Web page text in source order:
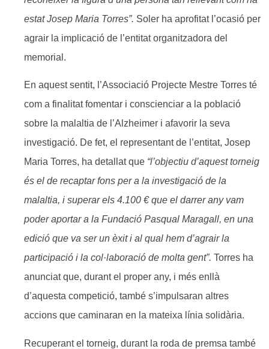
estat Josep Maria Torres”. Soler ha aprofitat l’ocasió per
agrair la implicació de l’entitat organitzadora del
memorial.
En aquest sentit, l’Associació Projecte Mestre Torres té
com a finalitat fomentar i conscienciar a la població
sobre la malaltia de l’Alzheimer i afavorir la seva
investigació. De fet, el representant de l’entitat, Josep
Maria Torres, ha detallat que “l’objectiu d’aquest torneig
és el de recaptar fons per a la investigació de la
malaltia, i superar els 4.100 € que el darrer any vam
poder aportar a la Fundació Pasqual Maragall, en una
edició que va ser un èxit i al qual hem d’agrair la
participació i la col·laboració de molta gent”. Torres ha
anunciat que, durant el proper any, i més enllà
d’aquesta competició, també s’impulsaran altres
accions que caminaran en la mateixa línia solidària.
Recuperant el torneig, durant la roda de premsa també